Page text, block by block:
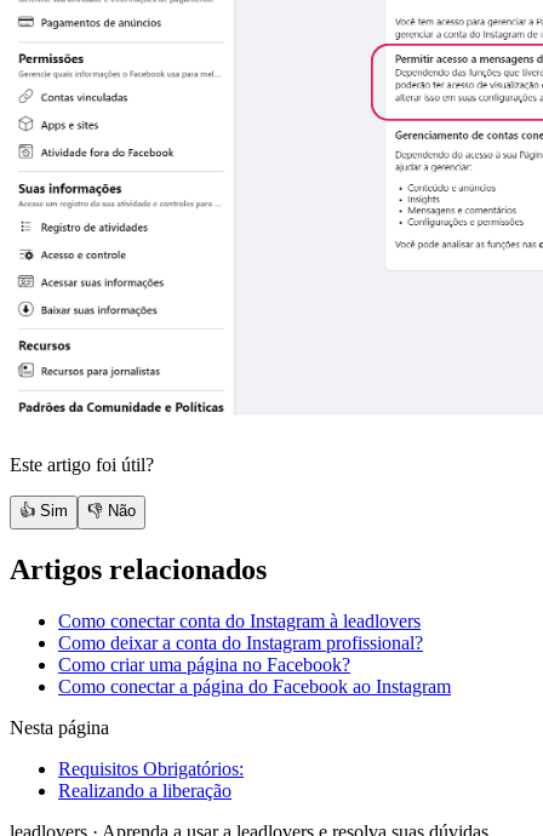
Este artigo foi útil?
👍 Sim 👎 Não
Artigos relacionados
Como conectar conta do Instagram à leadlovers
Como deixar a conta do Instagram profissional?
Como criar uma página no Facebook?
Como conectar a página do Facebook ao Instagram
Nesta página
Requisitos Obrigatórios:
Realizando a liberação
leadlovers · Aprenda a usar a leadlovers e resolva suas dúvidas